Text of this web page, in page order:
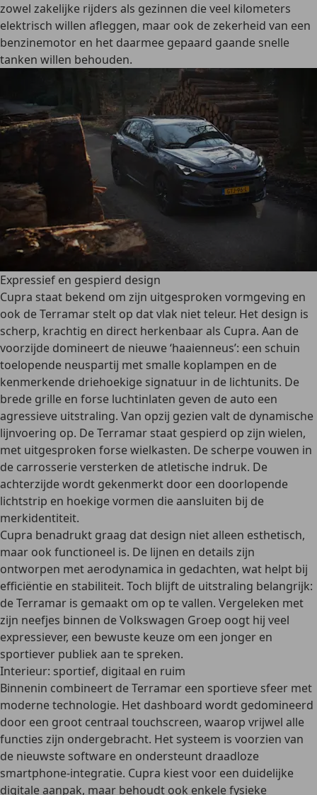
zowel zakelijke rijders als gezinnen die veel kilometers
elektrisch willen afleggen, maar ook de zekerheid van een
benzinemotor en het daarmee gepaard gaande snelle
tanken willen behouden.
Expressief en gespierd design
Cupra staat bekend om zijn uitgesproken vormgeving en
ook de Terramar stelt op dat vlak niet teleur. Het design is
scherp, krachtig en direct herkenbaar als Cupra. Aan de
voorzijde domineert de nieuwe ‘haaienneus’: een schuin
toelopende neuspartij met smalle koplampen en de
kenmerkende driehoekige signatuur in de lichtunits. De
brede grille en forse luchtinlaten geven de auto een
agressieve uitstraling. Van opzij gezien valt de dynamische
lijnvoering op. De Terramar staat gespierd op zijn wielen,
met uitgesproken forse wielkasten. De scherpe vouwen in
de carrosserie versterken de atletische indruk. De
achterzijde wordt gekenmerkt door een doorlopende
lichtstrip en hoekige vormen die aansluiten bij de
merkidentiteit.
Cupra benadrukt graag dat design niet alleen esthetisch,
maar ook functioneel is. De lijnen en details zijn
ontworpen met aerodynamica in gedachten, wat helpt bij
efficiëntie en stabiliteit. Toch blijft de uitstraling belangrijk:
de Terramar is gemaakt om op te vallen. Vergeleken met
zijn neefjes binnen de Volkswagen Groep oogt hij veel
expressiever, een bewuste keuze om een jonger en
sportiever publiek aan te spreken.
Interieur: sportief, digitaal en ruim
Binnenin combineert de Terramar een sportieve sfeer met
moderne technologie. Het dashboard wordt gedomineerd
door een groot centraal touchscreen, waarop vrijwel alle
functies zijn ondergebracht. Het systeem is voorzien van
de nieuwste software en ondersteunt draadloze
smartphone-integratie. Cupra kiest voor een duidelijke
digitale aanpak, maar behoudt ook enkele fysieke